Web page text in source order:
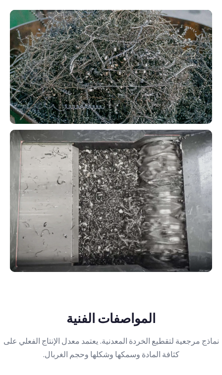
المواصفات الفنية
نماذج مرجعية لتقطيع الخردة المعدنية. يعتمد معدل الإنتاج الفعلي على
كثافة المادة وسمكها وشكلها وحجم الغربال.